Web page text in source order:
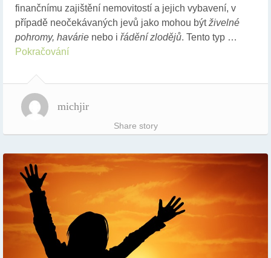
finančnímu zajištění nemovitostí a jejich vybavení, v
případě neočekávaných jevů jako mohou býtživelné
pohromy, havárie nebo i řádění zlodějů. Tento typ …
Pokračování
michjir
Share story